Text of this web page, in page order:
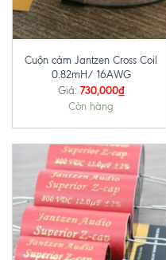
Cuộn cảm Jantzen Cross Coil
0.82mH/ 16AWG
Giá: 730,000₫
Còn hàng